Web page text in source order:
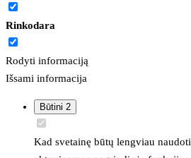
Rinkodara
Rodyti informaciją
Išsami informacija
Būtini 2
Kad svetainę būtų lengviau